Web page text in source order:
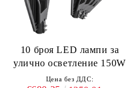
10 броя LED лампи за
улично осветление 150W
Цена без ДДС: